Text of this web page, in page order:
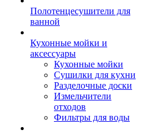
Полотенцесушители для
ванной
Кухонные мойки и
аксессуары
Кухонные мойки
Сушилки для кухни
Разделочные доски
Измельчители
отходов
Фильтры для воды